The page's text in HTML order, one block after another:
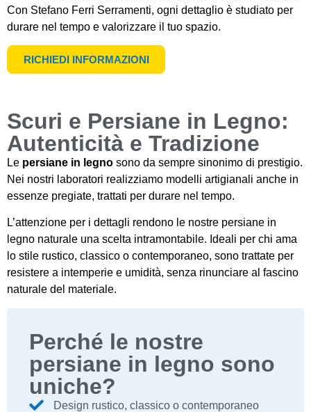
Con Stefano Ferri Serramenti, ogni dettaglio è studiato per
durare nel tempo e valorizzare il tuo spazio.
RICHIEDI INFORMAZIONI
Scuri e Persiane in Legno:
Autenticità e Tradizione
Le persiane in legno sono da sempre sinonimo di prestigio.
Nei nostri laboratori realizziamo modelli artigianali anche in
essenze pregiate, trattati per durare nel tempo.
L’attenzione per i dettagli rendono le nostre persiane in
legno naturale una scelta intramontabile. Ideali per chi ama
lo stile rustico, classico o contemporaneo, sono trattate per
resistere a intemperie e umidità, senza rinunciare al fascino
naturale del materiale.
Perché le nostre
persiane in legno sono
uniche?
Design rustico, classico o contemporaneo